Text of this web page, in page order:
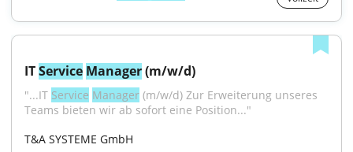
IT Service Manager (m/w/d)
"...IT Service Manager (m/w/d) Zur Erweiterung unseres
Teams bieten wir ab sofort eine Position..."
T&A SYSTEME GmbH